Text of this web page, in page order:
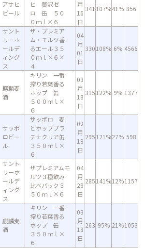
アサヒ
ビール
ヒ 贅沢ゼ
ロ 缶 ５０
０ｍｌ×６
月
16
日
341 107%41% 856
サント
リーホ
ールデ
ィング
ス
ザ・プレミア
ム・モルツ香
るエール３５
０ｍｌ×６×
４
04
月
01
日
330108% 6% 4566
麒麟麦
酒
キリン 一番
搾り若葉香る
ホップ 缶
５００ｍｌ×
６
03
月
18
日
315122% 9% 1377
サッポ
ロビー
ル
サッポロ 麦
とホッププラ
チナクリア缶
３５０ｍｌ×
６
02
月
18
日
295121%27% 598
サント
リーホ
ールデ
ィング
ス
ザプレミアムモ
ルツ３種飲み
比べパック３
５０ｍｌ×６
04
月
23
日
285141%12%1157
麒麟麦
酒
キリン 一番
搾り若葉香る
ホップ 缶
３５０ｍｌ×
６
03
月
18
日
263 95% 21%1053